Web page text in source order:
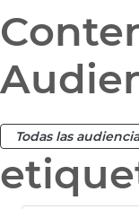
Todas las